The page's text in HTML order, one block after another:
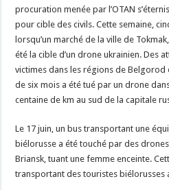
procuration menée par l’OTAN
pour cible des civils. Cette semaine,
lorsqu’un marché de la ville de
été la cible d’un drone ukrainien. Des
victimes dans les régions de
de six mois a été tué par un drone
centaine de km au sud de la capitale
Le 17 juin, un bus transportant une
biélorusse a été touché par des
Briansk, tuant une femme enceinte.
transportant des touristes biélorusses